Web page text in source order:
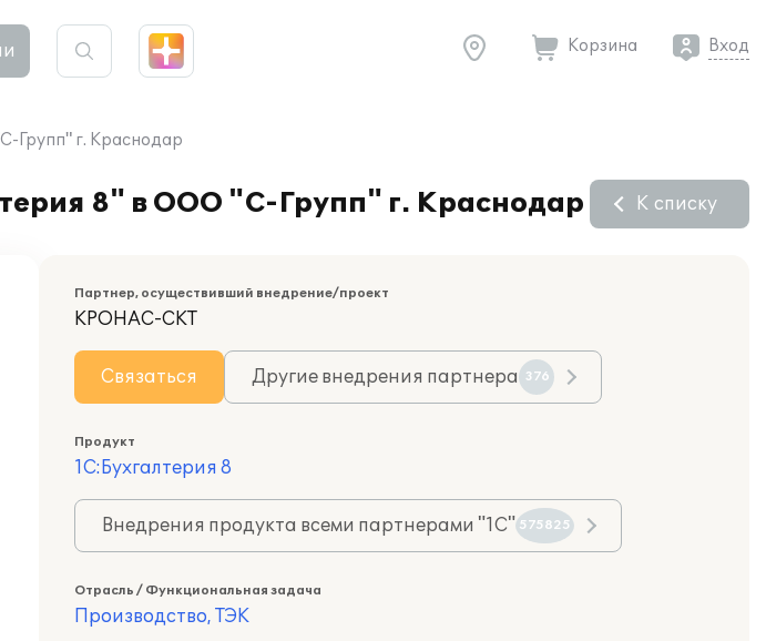
Корзина Вход
Групп" г. Краснодар
8" в ООО "С-Групп" г. Краснодар К списку
Партнер, осуществивший внедрение/проект
КРОНАС-СКТ
Связаться Другие внедрения партнера 376
Продукт
1С:Бухгалтерия 8
Внедрения продукта всеми партнерами "1С" 575825
Отрасль / Функциональная задача
Производство, ТЭК